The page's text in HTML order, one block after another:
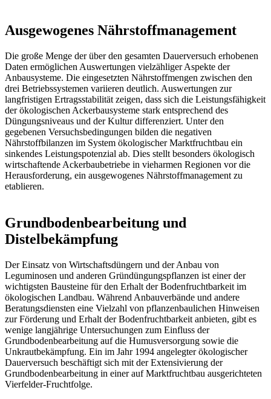
Ausgewogenes Nährstoffmanagement
Die große Menge der über den gesamten Dauerversuch erhobenen
Daten ermöglichen Auswertungen vielzähliger Aspekte der
Anbausysteme. Die eingesetzten Nährstoffmengen zwischen den
drei Betriebssystemen variieren deutlich. Auswertungen zur
langfristigen Ertragsstabilität zeigen, dass sich die Leistungsfähigkeit
der ökologischen Ackerbausysteme stark entsprechend des
Düngungsniveaus und der Kultur differenziert. Unter den
gegebenen Versuchsbedingungen bilden die negativen
Nährstoffbilanzen im System ökologischer Marktfruchtbau ein
sinkendes Leistungspotenzial ab. Dies stellt besonders ökologisch
wirtschaftende Ackerbaubetriebe in vieharmen Regionen vor die
Herausforderung, ein ausgewogenes Nährstoffmanagement zu
etablieren.
Grundbodenbearbeitung und
Distelbekämpfung
Der Einsatz von Wirtschaftsdüngern und der Anbau von
Leguminosen und anderen Gründüngungspflanzen ist einer der
wichtigsten Bausteine für den Erhalt der Bodenfruchtbarkeit im
ökologischen Landbau. Während Anbauverbände und andere
Beratungsdiensten eine Vielzahl von pflanzenbaulichen Hinweisen
zur Förderung und Erhalt der Bodenfruchtbarkeit anbieten, gibt es
wenige langjährige Untersuchungen zum Einfluss der
Grundbodenbearbeitung auf die Humusversorgung sowie die
Unkrautbekämpfung. Ein im Jahr 1994 angelegter ökologischer
Dauerversuch beschäftigt sich mit der Extensivierung der
Grundbodenbearbeitung in einer auf Marktfruchtbau ausgerichteten
Vierfelder-Fruchtfolge.